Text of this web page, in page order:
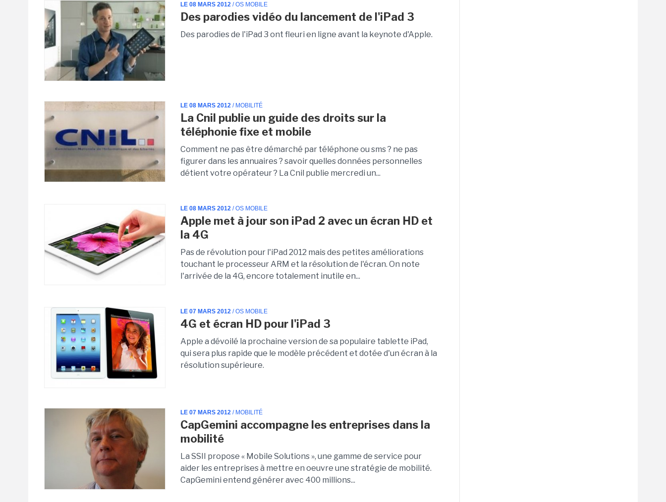
LE 08 MARS 2012 / OS MOBILE
Des parodies vidéo du lancement de l'iPad 3
Des parodies de l'iPad 3 ont fleuri en ligne avant la keynote d'Apple.
LE 08 MARS 2012 / MOBILITÉ
La Cnil publie un guide des droits sur la
téléphonie fixe et mobile
Comment ne pas être démarché par téléphone ou sms ? ne pas
figurer dans les annuaires ? savoir quelles données personnelles
détient votre opérateur ? La Cnil publie mercredi un...
LE 08 MARS 2012 / OS MOBILE
Apple met à jour son iPad 2 avec un écran HD et
la 4G
Pas de révolution pour l'iPad 2012 mais des petites améliorations
touchant le processeur ARM et la résolution de l'écran. On note
l'arrivée de la 4G, encore totalement inutile en...
LE 07 MARS 2012 / OS MOBILE
4G et écran HD pour l'iPad 3
Apple a dévoilé la prochaine version de sa populaire tablette iPad,
qui sera plus rapide que le modèle précédent et dotée d'un écran à la
résolution supérieure.
LE 07 MARS 2012 / MOBILITÉ
CapGemini accompagne les entreprises dans la
mobilité
La SSII propose « Mobile Solutions », une gamme de service pour
aider les entreprises à mettre en oeuvre une stratégie de mobilité.
CapGemini entend générer avec 400 millions...